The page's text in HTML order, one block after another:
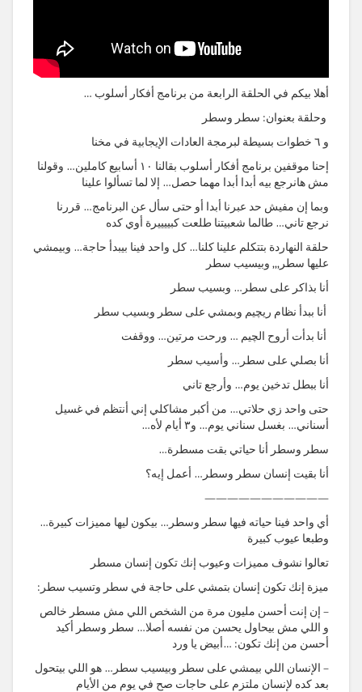
أهلا بيكم في الحلقة الرابعة من برنامج أفكار أسلوب …
وحلقة بعنوان: سطر وسطر
و ٦ خطوات بسيطة لبرمجة العادات الإيجابية في مخنا
إحنا موقفين برنامج أفكار أسلوب بقالنا ١٠ أسابيع كاملين… وقولنا
مش هانرجع بيه أبدا أبدا مهما حصل… إلا لما تسألوا علينا
وبما إن مفيش حد عبرنا أبدا أو حتى سأل عن البرنامج… قررنا
نرجع تاني… طالما شعبيتنا طلعت كبييييرة أوي كده
حلقة النهاردة بتتكلم علينا كلنا… كل واحد فينا بيبدأ حاجة… وبيمشي
عليها سطر,,, وبيسيب سطر
أنا بذاكر على سطر… وبسيب سطر
أنا ببدأ نظام ريچيم وبمشي على سطر وبسيب سطر
أنا بدأت أروح الچيم … ورحت مرتين… ووقفت
أنا بصلي على سطر… وأسيب سطر
أنا ببطل تدخين يوم… وأرجع تاني
حتى واحد زي حلاتي… من أكبر مشاكلي إني أنتظم في غسيل
أسناني… بغسل سناني يوم… و٣ أيام لأه…
سطر وسطر أنا حياتي بقت مسطرة…
أنا بقيت إنسان سطر وسطر… أعمل إيه؟
———————————
أي واحد فينا حياته فيها سطر وسطر… بيكون ليها مميزات كبيرة…
وطبعا عيوب كبيرة
تعالوا نشوف مميزات وعيوب إنك تكون إنسان مسطر
ميزة إنك تكون إنسان بتمشي على حاجة في سطر وتسيب سطر:
– إن إنت أحسن مليون مرة من الشخص اللي مش مسطر خالص
و اللي مش بيحاول يحسن من نفسه أصلا… سطر وسطر أكيد
أحسن من إنك تكون: …أبيض يا ورد
– الإنسان اللي بيمشي على سطر وبيسيب سطر… هو اللي بيتحول
بعد كده لإنسان ملتزم على حاجات صح في يوم من الأيام